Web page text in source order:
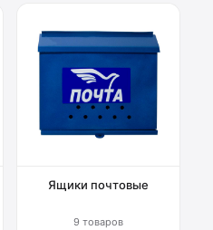
Ящики почтовые
9 товаров